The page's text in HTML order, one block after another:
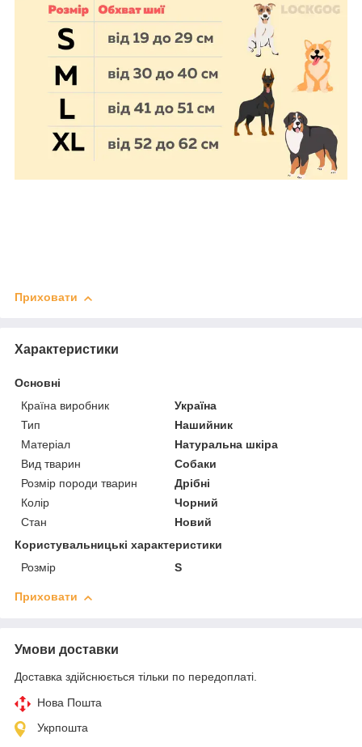
Приховати
Характеристики
Основні
Країна виробник
Україна
Тип
Нашийник
Матеріал
Натуральна шкіра
Вид тварин
Собаки
Розмір породи тварин
Дрібні
Колір
Чорний
Стан
Новий
Користувальницькі характеристики
Розмір
S
Приховати
Умови доставки
Доставка здійснюється тільки по передоплаті.
Нова Пошта
Укрпошта